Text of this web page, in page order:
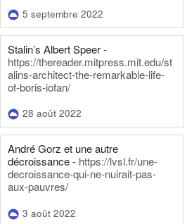
5 septembre 2022
Stalin’s Albert Speer -
https://thereader.mitpress.mit.edu/st
alins-architect-the-remarkable-life-
of-boris-iofan/
28 août 2022
André Gorz et une autre
décroissance - https://lvsl.fr/une-
decroissance-qui-ne-nuirait-pas-
aux-pauvres/
3 août 2022